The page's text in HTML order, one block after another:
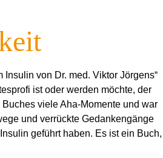
von Dr. med. Viktor Jörgens“
ist oder werden möchte, der
viele Aha-Momente und war
und verrückte Gedankengänge
geführt haben. Es ist ein Buch,